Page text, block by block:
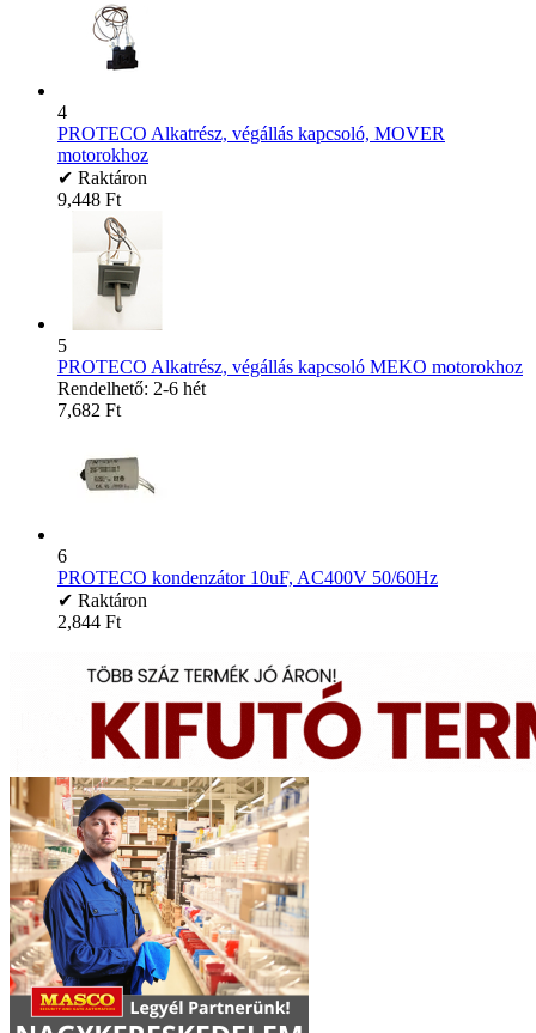
4
PROTECO Alkatrész, végállás kapcsoló, MOVER
motorokhoz
✔ Raktáron
9,448 Ft
5
PROTECO Alkatrész, végállás kapcsoló MEKO motorokhoz
Rendelhető: 2-6 hét
7,682 Ft
6
PROTECO kondenzátor 10uF, AC400V 50/60Hz
✔ Raktáron
2,844 Ft